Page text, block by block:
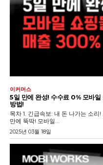
이커머스
5일 만에 완성! 수수료 0% 모바
방법!
목차 1. 긴급속보: 내 돈 나가는 소리! 모바일 쇼핑몰 수수료, 언제까지? 2. 5일
만에 뚝딱! 모바일...
2025년 03월 18일